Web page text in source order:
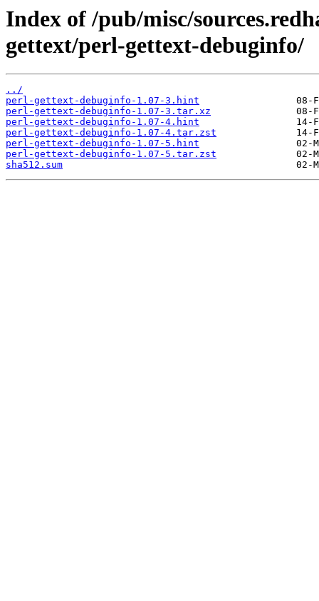
Index of /pub/misc/
gettext/perl-gettext-debuginfo/
../
perl-gettext-debuginfo-1.07-3.hint
perl-gettext-debuginfo-1.07-3.tar.xz
perl-gettext-debuginfo-1.07-4.hint
perl-gettext-debuginfo-1.07-4.tar.zst
perl-gettext-debuginfo-1.07-5.hint
perl-gettext-debuginfo-1.07-5.tar.zst
sha512.sum